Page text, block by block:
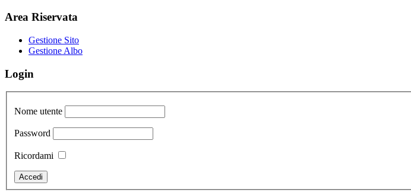
Area Riservata
Gestione Sito
Gestione Albo
Login
Nome utente
Password
Ricordami